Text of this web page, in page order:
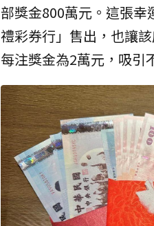
部獎金800萬元。這張
禮彩券行」售出，也讓
每注獎金為2萬元，吸引